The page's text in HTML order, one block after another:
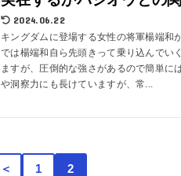
2024.06.22
キングダムに登場する女性の将軍楊端和
では楊端和自ら先頭きって乗り込んでい
ますが、圧倒的な強さがあるので簡単に
や洞察力にも長けていますが、常...
＜ 1 2